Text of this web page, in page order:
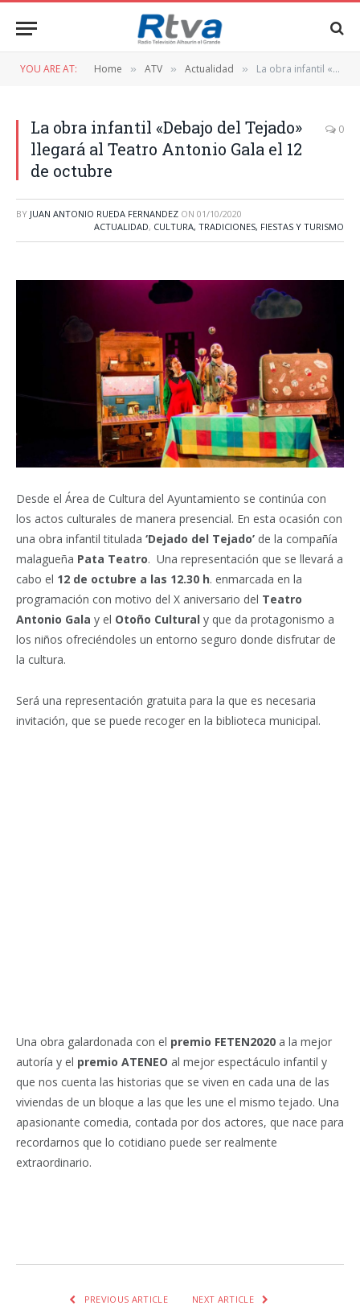
YOU ARE AT: Home » ATV » Actualidad » La obra infantil «Debajo del Tejado» llegará al Teatro Antonio Gala el 12 de octubre
La obra infantil «Debajo del Tejado»
llegará al Teatro Antonio Gala el 12
de octubre
0
BY JUAN ANTONIO RUEDA FERNANDEZ ON 01/10/2020
ACTUALIDAD, CULTURA, TRADICIONES, FIESTAS Y TURISMO
Desde el Área de Cultura del Ayuntamiento se continúa con
los actos culturales de manera presencial. En esta ocasión con
una obra infantil titulada ‘Dejado del Tejado’ de la compañía
malagueña Pata Teatro. Una representación que se llevará a
cabo el 12 de octubre a las 12.30 h. enmarcada en la
programación con motivo del X aniversario del Teatro
Antonio Gala y el Otoño Cultural y que da protagonismo a
los niños ofreciéndoles un entorno seguro donde disfrutar de
la cultura.
Será una representación gratuita para la que es necesaria
invitación, que se puede recoger en la biblioteca municipal.
Una obra galardonada con el premio FETEN2020 a la mejor
autoría y el premio ATENEO al mejor espectáculo infantil y
que nos cuenta las historias que se viven en cada una de las
viviendas de un bloque a las que les une el mismo tejado. Una
apasionante comedia, contada por dos actores, que nace para
recordarnos que lo cotidiano puede ser realmente
extraordinario.
PREVIOUS ARTICLE NEXT ARTICLE